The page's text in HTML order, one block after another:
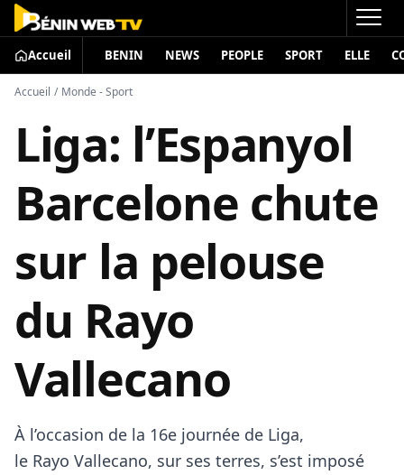
Accueil BENIN NEWS PEOPLE SPORT ELLE
Accueil / Monde - Sport
Liga: l’Espanyol
Barcelone chute
sur la pelouse
du Rayo
Vallecano
À l’occasion de la 16e journée de Liga,
le Rayo Vallecano, sur ses terres, s’est imposé